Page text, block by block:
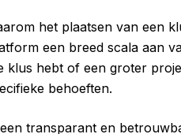
het plaatsen van een
een breed scala aan
klus hebt of een groter
behoeften.
transparant en